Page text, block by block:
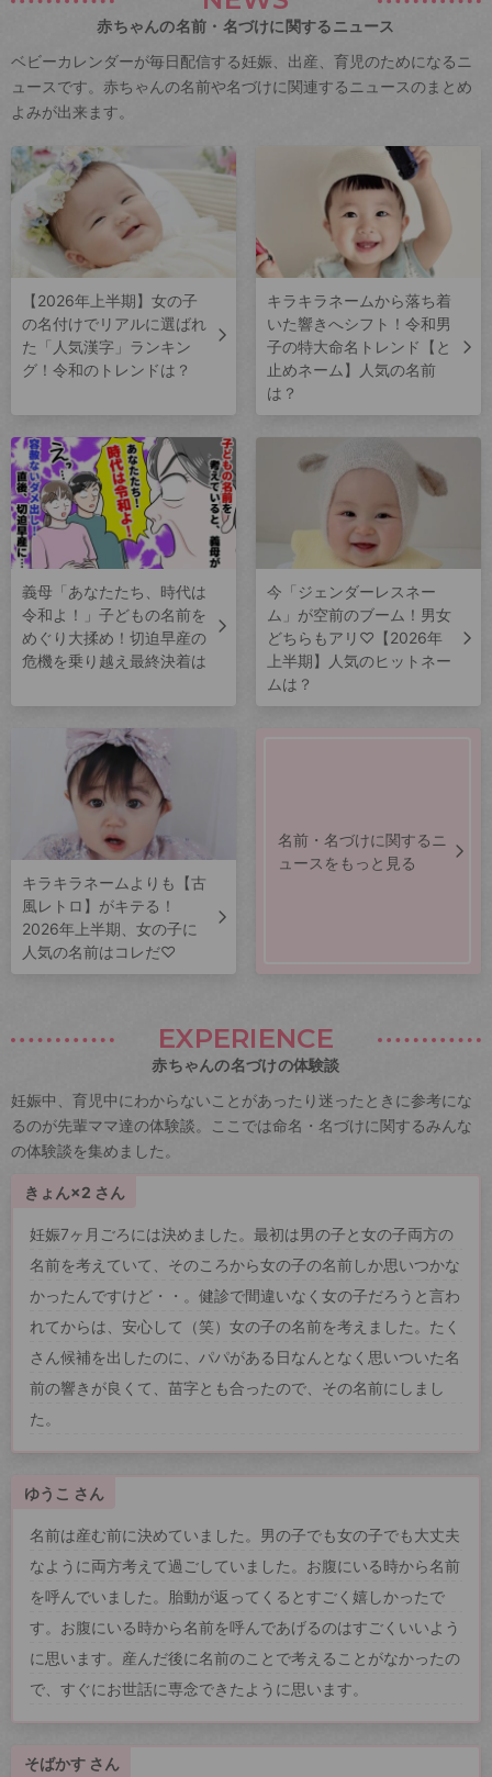
赤ちゃんの名前・名づけに関するニュース
ベビーカレンダーが毎日配信する妊娠、出産、育児のためになるニ
ュースです。赤ちゃんの名前や名づけに関連するニュースのまとめ
よみが出来ます。
【2026年上半期】女の子
の名付けでリアルに選ばれ
た「人気漢字」ランキン
グ！令和のトレンドは？
キラキラネームから落ち着
いた響きへシフト！令和男
子の特大命名トレンド【と
止めネーム】人気の名前
は？
義母「あなたたち、時代は
令和よ！」子どもの名前を
めぐり大揉め！切迫早産の
危機を乗り越え最終決着は
今「ジェンダーレスネー
ム」が空前のブーム！男女
どちらもアリ♡【2026年
上半期】人気のヒットネー
ムは？
キラキラネームよりも【古
風レトロ】がキテる！
2026年上半期、女の子に
人気の名前はコレだ♡
名前・名づけに関するニ
ュースをもっと見る
EXPERIENCE
赤ちゃんの名づけの体験談
妊娠中、育児中にわからないことがあったり迷ったときに参考にな
るのが先輩ママ達の体験談。ここでは命名・名づけに関するみんな
の体験談を集めました。
きょん×2 さん
妊娠7ヶ月ごろには決めました。最初は男の子と女の子両方の
名前を考えていて、そのころから女の子の名前しか思いつかな
かったんですけど・・。健診で間違いなく女の子だろうと言わ
れてからは、安心して（笑）女の子の名前を考えました。たく
さん候補を出したのに、パパがある日なんとなく思いついた名
前の響きが良くて、苗字とも合ったので、その名前にしまし
た。
ゆうこ さん
名前は産む前に決めていました。男の子でも女の子でも大丈夫
なように両方考えて過ごしていました。お腹にいる時から名前
を呼んでいました。胎動が返ってくるとすごく嬉しかったで
す。お腹にいる時から名前を呼んであげるのはすごくいいよう
に思います。産んだ後に名前のことで考えることがなかったの
で、すぐにお世話に専念できたように思います。
そばかす さん